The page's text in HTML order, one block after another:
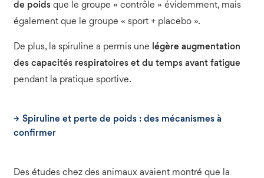
de poidsque le groupe « contrôle » évidemment, mais
également que le groupe « sport + placebo ».
De plus, la spiruline a permis une légère augmentation
des capacités respiratoires et du temps avant fatigue
pendant la pratique sportive.
Spiruline et perte de poids : des mécanismes à
confirmer
Des études chez des animaux avaient montré que la